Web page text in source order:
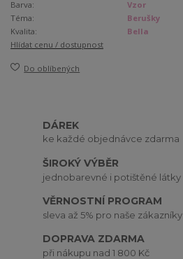
Barva:
Vzor
Téma:
Berušky
Kvalita:
Bella
Hlídat cenu / dostupnost
Do oblíbených
DÁREK
ke každé objednávce zdarma
ŠIROKÝ VÝBĚR
jednobarevné i potištěné látky
VĚRNOSTNÍ PROGRAM
sleva až 5% pro naše zákazníky
DOPRAVA ZDARMA
při nákupu nad 1 800 Kč